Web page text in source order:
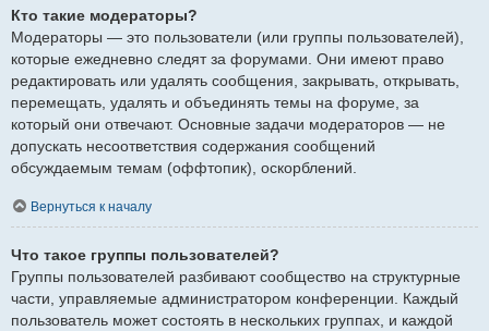
Кто такие модераторы?
Модераторы — это пользователи (или группы пользователей),
которые ежедневно следят за форумами. Они имеют право
редактировать или удалять сообщения, закрывать, открывать,
перемещать, удалять и объединять темы на форуме, за
который они отвечают. Основные задачи модераторов — не
допускать несоответствия содержания сообщений
обсуждаемым темам (оффтопик), оскорблений.
Вернуться к началу
Что такое группы пользователей?
Группы пользователей разбивают сообщество на структурные
части, управляемые администратором конференции. Каждый
пользователь может состоять в нескольких группах, и каждой